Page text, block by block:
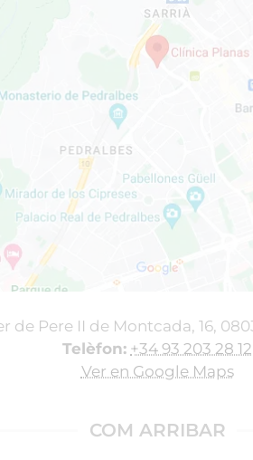
de Pere II de Montcada, 16,
Telèfon: +34 93 203 28 12
Ver en Google Maps
COM ARRIBAR